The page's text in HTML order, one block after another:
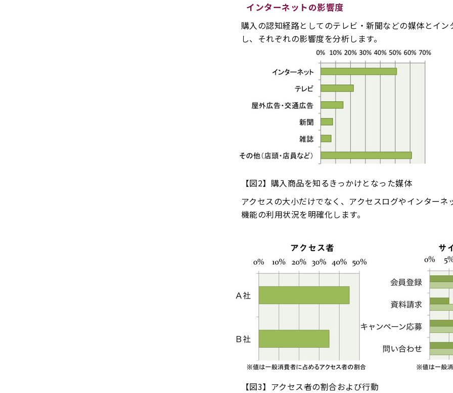
インターネットの影響度
購入の認知経路としてのテレビ・新聞などの媒体とイ
し、それぞれの影響度を分析します。
【図2】購入商品を知るきっかけとなった媒体
アクセスの大小だけでなく、アクセスログやインター
機能の利用状況を明確化します。
【図3】アクセス者の割合および行動